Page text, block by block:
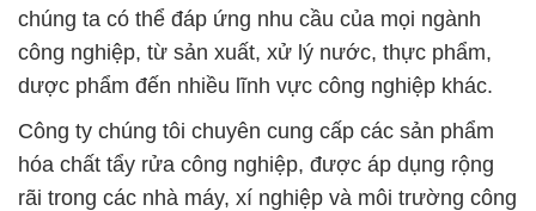
chúng ta có thể đáp ứng nhu cầu của mọi ngành
công nghiệp, từ sản xuất, xử lý nước, thực phẩm,
dược phẩm đến nhiều lĩnh vực công nghiệp khác.
Công ty chúng tôi chuyên cung cấp các sản phẩm
hóa chất tẩy rửa công nghiệp, được áp dụng rộng
rãi trong các nhà máy, xí nghiệp và môi trường công